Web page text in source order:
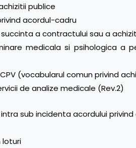
publice
acordul-cadru
succinta a contractului sau a
medicala si psihologica a
(vocabularul comun privind
de analize medicale (Rev.2)
intra sub incidenta acordului
loturi